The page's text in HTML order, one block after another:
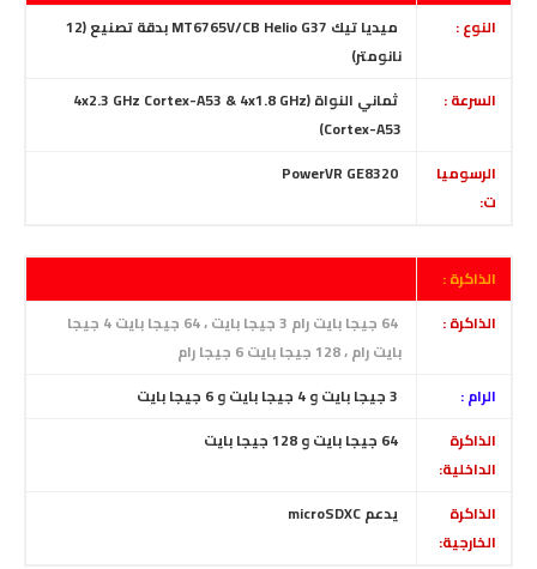
النوع :
ميديا تيك MT6765V/CB Helio G37 بدقة تصنيع (12
نانومتر)
السرعة :
ثماني النواة (4x2.3 GHz Cortex-A53 & 4x1.8 GHz
Cortex-A53)
الرسوميا
ت:
الذاكرة :
الذاكرة :
64 جيجا بايت رام 3 جيجا بايت ، 64 جيجا بايت 4 جيجا
بايت رام ، 128 جيجا بايت 6 جيجا رام
الرام :
4 جيجا بايت و6 جيجا بايت
الذاكرة
الداخلية:
128 جيجا بايت
الذاكرة
الخارجية:
يدعم microSDXC